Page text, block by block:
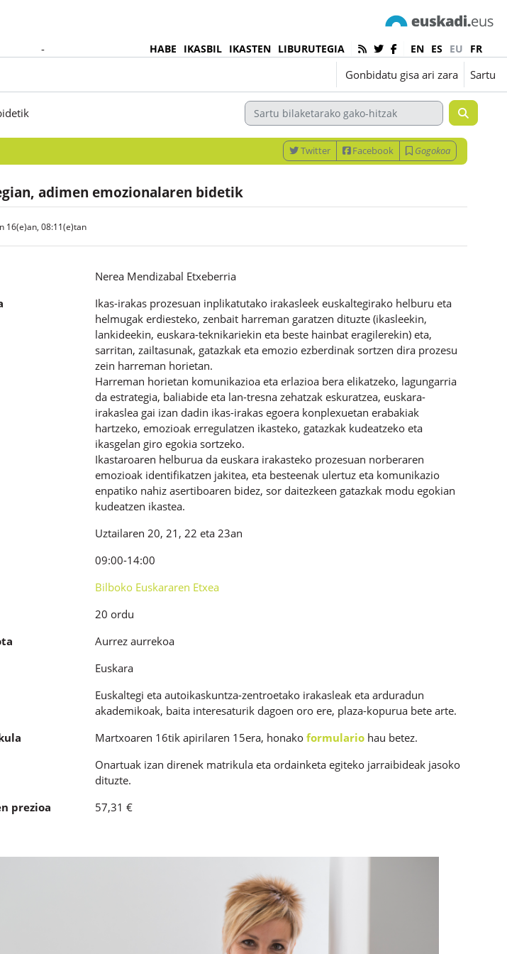
- HABE IKASBIL IKASTEN LIBURUTEGIA EN ES EU
FR
Gonbidatu gisa ari zara Sartu
Twitter Facebook Gogokoa
adimen emozionalaren bidetik
16(e)an, 08:11(e)tan
Nerea Mendizabal Etxeberria
Ikas-irakas prozesuan inplikatutako irakasleek euskaltegirako helburu eta
helmugak erdiesteko, zenbait harreman garatzen dituzte (ikasleekin,
lankideekin, euskara-teknikariekin eta beste hainbat eragilerekin) eta,
sarritan, zailtasunak, gatazkak eta emozio ezberdinak sortzen dira prozesu
zein harreman horietan.
Harreman horietan komunikazioa eta erlazioa bera elikatzeko, lagungarria
da estrategia, baliabide eta lan-tresna zehatzak eskuratzea, euskara-
irakaslea gai izan dadin ikas-irakas egoera konplexuetan erabakiak
hartzeko, emozioak erregulatzen ikasteko, gatazkak kudeatzeko eta
ikasgelan giro egokia sortzeko.
Ikastaroaren helburua da euskara irakasteko prozesuan norberaren
emozioak identifikatzen jakitea, eta besteenak ulertuz eta komunikazio
enpatiko nahiz asertiboaren bidez, sor daitezkeen gatazkak modu egokian
kudeatzen ikastea.
Uztailaren20, 21, 22 eta 23an
09:00-14:00
Bilboko Euskararen Etxea
20 ordu
Aurrez aurrekoa
Euskara
Euskaltegi eta autoikaskuntza-zentroetako irakasleak eta arduradun
akademikoak, baita interesaturik dagoen oro ere, plaza-kopurua bete arte.
Martxoaren 16tik apirilaren 15era, honakoformulario hau betez.
Onartuak izan direnek matrikula eta ordainketa egiteko jarraibideak jasoko
dituzte.
prezioa
57,31 €